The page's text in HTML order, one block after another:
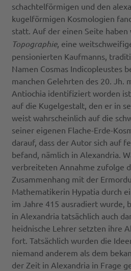
schachtelförmigen und den
kugelförmigen Kosmologien
statt. Auf der einen Seite haben
Topographie, eine
pensionierten Kaufmanns,
Namen Cosmas Indicopleustes
manchen Gelehrten des 20. Jh.
Antiochia identifiziert worden
auf die Kugelgestalt, den er in
weist wahrscheinlich auf die
seiner eigenen Flache-Erde-
darauf, dass der Autor sich auf
befand, nämlich in Alexandria.
verbreiteten Annahme zufolge
Zusammenhang mit der
Mathematikerin Hypatia durch
im Jahre 415 ausradiert wurde,
in Alexandria tatsächlich auch
heidnische Lehrer setzten ihre
fort. Tatsächlich wurden die
niemand anderem als dem
der Zeit in Alexandria in Frage